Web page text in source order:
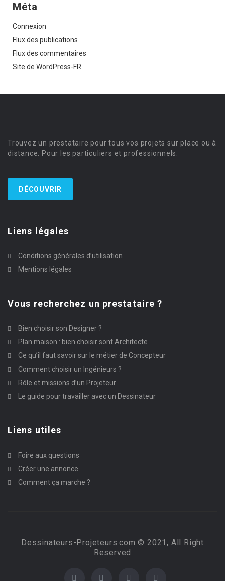
Méta
Connexion
Flux des publications
Flux des commentaires
Site de WordPress-FR
Trouvez un prestataire pour tous vos projets sur place ou à
distance. Pour les particuliers et professionnels.
DÉCOUVRIR
Liens légales
Conditions générales d’utilisation
Mentions légales
Vous recherchez un prestataire ?
Bien choisir son Designer ?
Plan maison : bien choisir sont Architecte
Ce qu’il faut savoir sur le métier de Concepteur
Comment choisir un Ingénieurs ?
Rôle et missions d’un Projeteur
Le guide pour travailler avec un Dessinateur
Liens utiles
Foire aux questions
Créer une annonce
Comment ça marche ?
Dessinateurs-Projeteurs.com © 2021, All Right
Reserved